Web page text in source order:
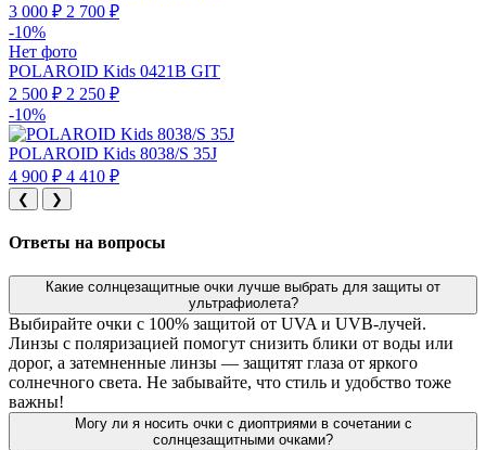
3 000 ₽ 2 700 ₽
-10%
Нет фото
POLAROID Kids 0421B GIT
2 500 ₽ 2 250 ₽
-10%
POLAROID Kids 8038/S 35J
4 900 ₽ 4 410 ₽
❮ ❯
Ответы на вопросы
Какие солнцезащитные очки лучше выбрать для защиты от
ультрафиолета?
Выбирайте очки с 100% защитой от UVA и UVB-лучей.
Линзы с поляризацией помогут снизить блики от воды или
дорог, а затемненные линзы — защитят глаза от яркого
солнечного света. Не забывайте, что стиль и удобство тоже
важны!
Могу ли я носить очки с диоптриями в сочетании с
солнцезащитными очками?